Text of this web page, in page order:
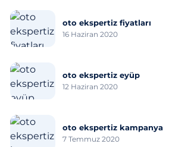
oto ekspertiz fiyatları
16 Haziran 2020
oto ekspertiz eyüp
12 Haziran 2020
oto ekspertiz kampanya
7 Temmuz 2020